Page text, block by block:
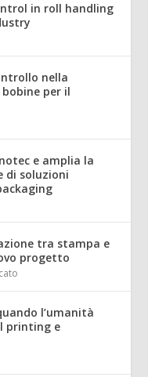
in roll handling
nella
per il
e amplia la
di soluzioni
tra stampa e
progetto
l’umanità
printing e